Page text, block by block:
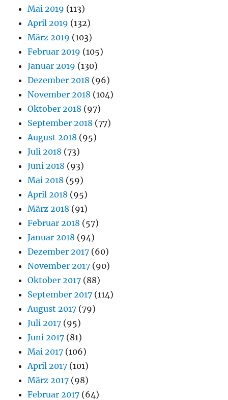
Mai 2019 (113)
April 2019 (132)
März 2019 (103)
Februar 2019 (105)
Januar 2019 (130)
Dezember 2018 (96)
November 2018 (104)
Oktober 2018 (97)
September 2018 (77)
August 2018 (95)
Juli 2018 (73)
Juni 2018 (93)
Mai 2018 (59)
April 2018 (95)
März 2018 (91)
Februar 2018 (57)
Januar 2018 (94)
Dezember 2017 (60)
November 2017 (90)
Oktober 2017 (88)
September 2017 (114)
August 2017 (79)
Juli 2017 (95)
Juni 2017 (81)
Mai 2017 (106)
April 2017 (101)
März 2017 (98)
Februar 2017 (64)